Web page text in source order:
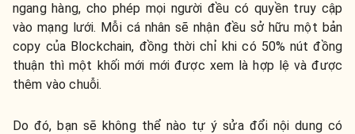
ngang hàng, cho phép mọi người đều có quyền truy cập
vào mạng lưới. Mỗi cá nhân sẽ nhận đều sở hữu một bản
copy của Blockchain, đồng thời chỉ khi có 50% nút đồng
thuận thì một khối mới mới được xem là hợp lệ và được
thêm vào chuỗi.
Do đó, bạn sẽ không thể nào tự ý sửa đổi nội dung có